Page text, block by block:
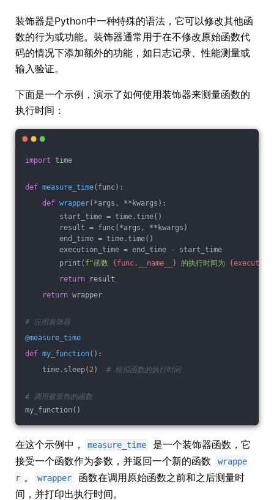
装饰器是Python中一种特殊的语法，它可以修改其他函
数的行为或功能。装饰器通常用于在不修改原始函数代
码的情况下添加额外的功能，如日志记录、性能测量或
输入验证。
下面是一个示例，演示了如何使用装饰器来测量函数的
执行时间：
import time
def measure_time(func) :
def wrapper(*args, **kwargs) :
start_time = time.time()
result = func(*args, **kwargs)
end_time = time.time()
execution_time = end_time - start_time
print( f"函数 {func.__name__} 的执行时间为
return result
return wrapper
# 应用装饰器
@measure_time
def my_function() :
time.sleep( 2) # 模拟函数的执行时间
# 调用被装饰的函数
my_function()
在这个示例中， measure_time
是一个装饰器函数，它
接受一个函数作为参数，并返回一个新的函数
wrappe
r 。 wrapper
函数在调用原始函数之前和之后测量时
间，并打印出执行时间。